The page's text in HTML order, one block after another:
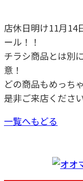
店休日明け11月14
ール！！
チラシ商品とは別
意！
どの商品もめっち
是非ご来店くださ
一覧へもどる